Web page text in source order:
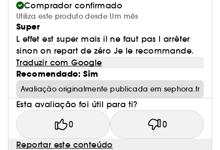
Comprador confirmado
Utiliza este produto desde Um mês
Super
L effet est super mais il ne faut pas l arrêter
sinon on repart de zéro Je le recommande.
Traduzir com Google
Recomendado: Sim
Avaliação originalmente publicada em sephora.fr
Esta avaliação foi útil para ti?
0 0
Reportar este conteúdo